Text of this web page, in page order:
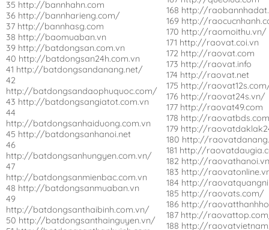
35 http://bannhahn.com
36 http://bannharieng.com/
37 http://bannhasg.com
38 http://baomuaban.vn
39 http://batdongsan.com.vn
40 http://batdongsan24h.com.vn
41 http://batdongsandanang.net/
42
http://batdongsandaophuquoc.com/
43 http://batdongsangiatot.com.vn
44
http://batdongsanhaiduong.com.vn
45 http://batdongsanhanoi.net
46
http://batdongsanhungyen.com.vn/
47
http://batdongsanmienbac.com.vn
48 http://batdongsanmuaban.vn
49
http://batdongsanthaibinh.com.vn/
50 http://batdongsanthainguyen.vn/
168 http://
169 http://
170 http://raomoithu.vn/
171 http://raovat.coi.vn
172 http://raovat.com
173 http://raovat.info
174 http://raovat.net
175 http://
176 http://raovat24s.vn/
177 http://raovat49.com
178 http://
179 http://
180 http://
181 http://
182 http://
183 http://
184 http://
185 http://raovats.com/
186 http://
187 http://
188 http://